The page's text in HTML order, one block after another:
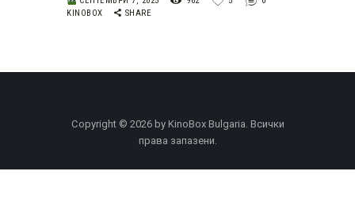
KINOBOX
SHARE
Copyright © 2026 by KinoBox Bulgaria. Всички
права запазени.